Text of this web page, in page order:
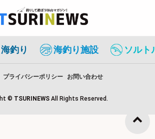
海釣り 海釣り施設 ソルト
プライバシーポリシー お問い合わせ
© TSURINEWS All Rights Reserved.